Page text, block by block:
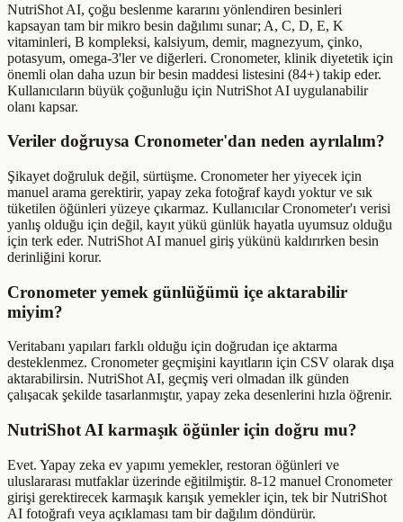
NutriShot AI, çoğu beslenme kararını yönlendiren besinleri
kapsayan tam bir mikro besin dağılımı sunar; A, C, D, E, K
vitaminleri, B kompleksi, kalsiyum, demir, magnezyum, çinko,
potasyum, omega-3'ler ve diğerleri. Cronometer, klinik diyetetik için
önemli olan daha uzun bir besin maddesi listesini (84+) takip eder.
Kullanıcıların büyük çoğunluğu için NutriShot AI uygulanabilir
olanı kapsar.
Veriler doğruysa Cronometer'dan neden ayrılalım?
Şikayet doğruluk değil, sürtüşme. Cronometer her yiyecek için
manuel arama gerektirir, yapay zeka fotoğraf kaydı yoktur ve sık
tüketilen öğünleri yüzeye çıkarmaz. Kullanıcılar Cronometer'ı verisi
yanlış olduğu için değil, kayıt yükü günlük hayatla uyumsuz olduğu
için terk eder. NutriShot AI manuel giriş yükünü kaldırırken besin
derinliğini korur.
Cronometer yemek günlüğümü içe aktarabilir
miyim?
Veritabanı yapıları farklı olduğu için doğrudan içe aktarma
desteklenmez. Cronometer geçmişini kayıtların için CSV olarak dışa
aktarabilirsin. NutriShot AI, geçmiş veri olmadan ilk günden
çalışacak şekilde tasarlanmıştır, yapay zeka desenlerini hızla öğrenir.
NutriShot AI karmaşık öğünler için doğru mu?
Evet. Yapay zeka ev yapımı yemekler, restoran öğünleri ve
uluslararası mutfaklar üzerinde eğitilmiştir. 8-12 manuel Cronometer
girişi gerektirecek karmaşık karışık yemekler için, tek bir NutriShot
AI fotoğrafı veya açıklaması tam bir dağılım döndürür.